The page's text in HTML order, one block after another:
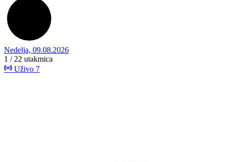
Nedelja, 09.08.2026
1 / 22 utakmica
Uživo 7